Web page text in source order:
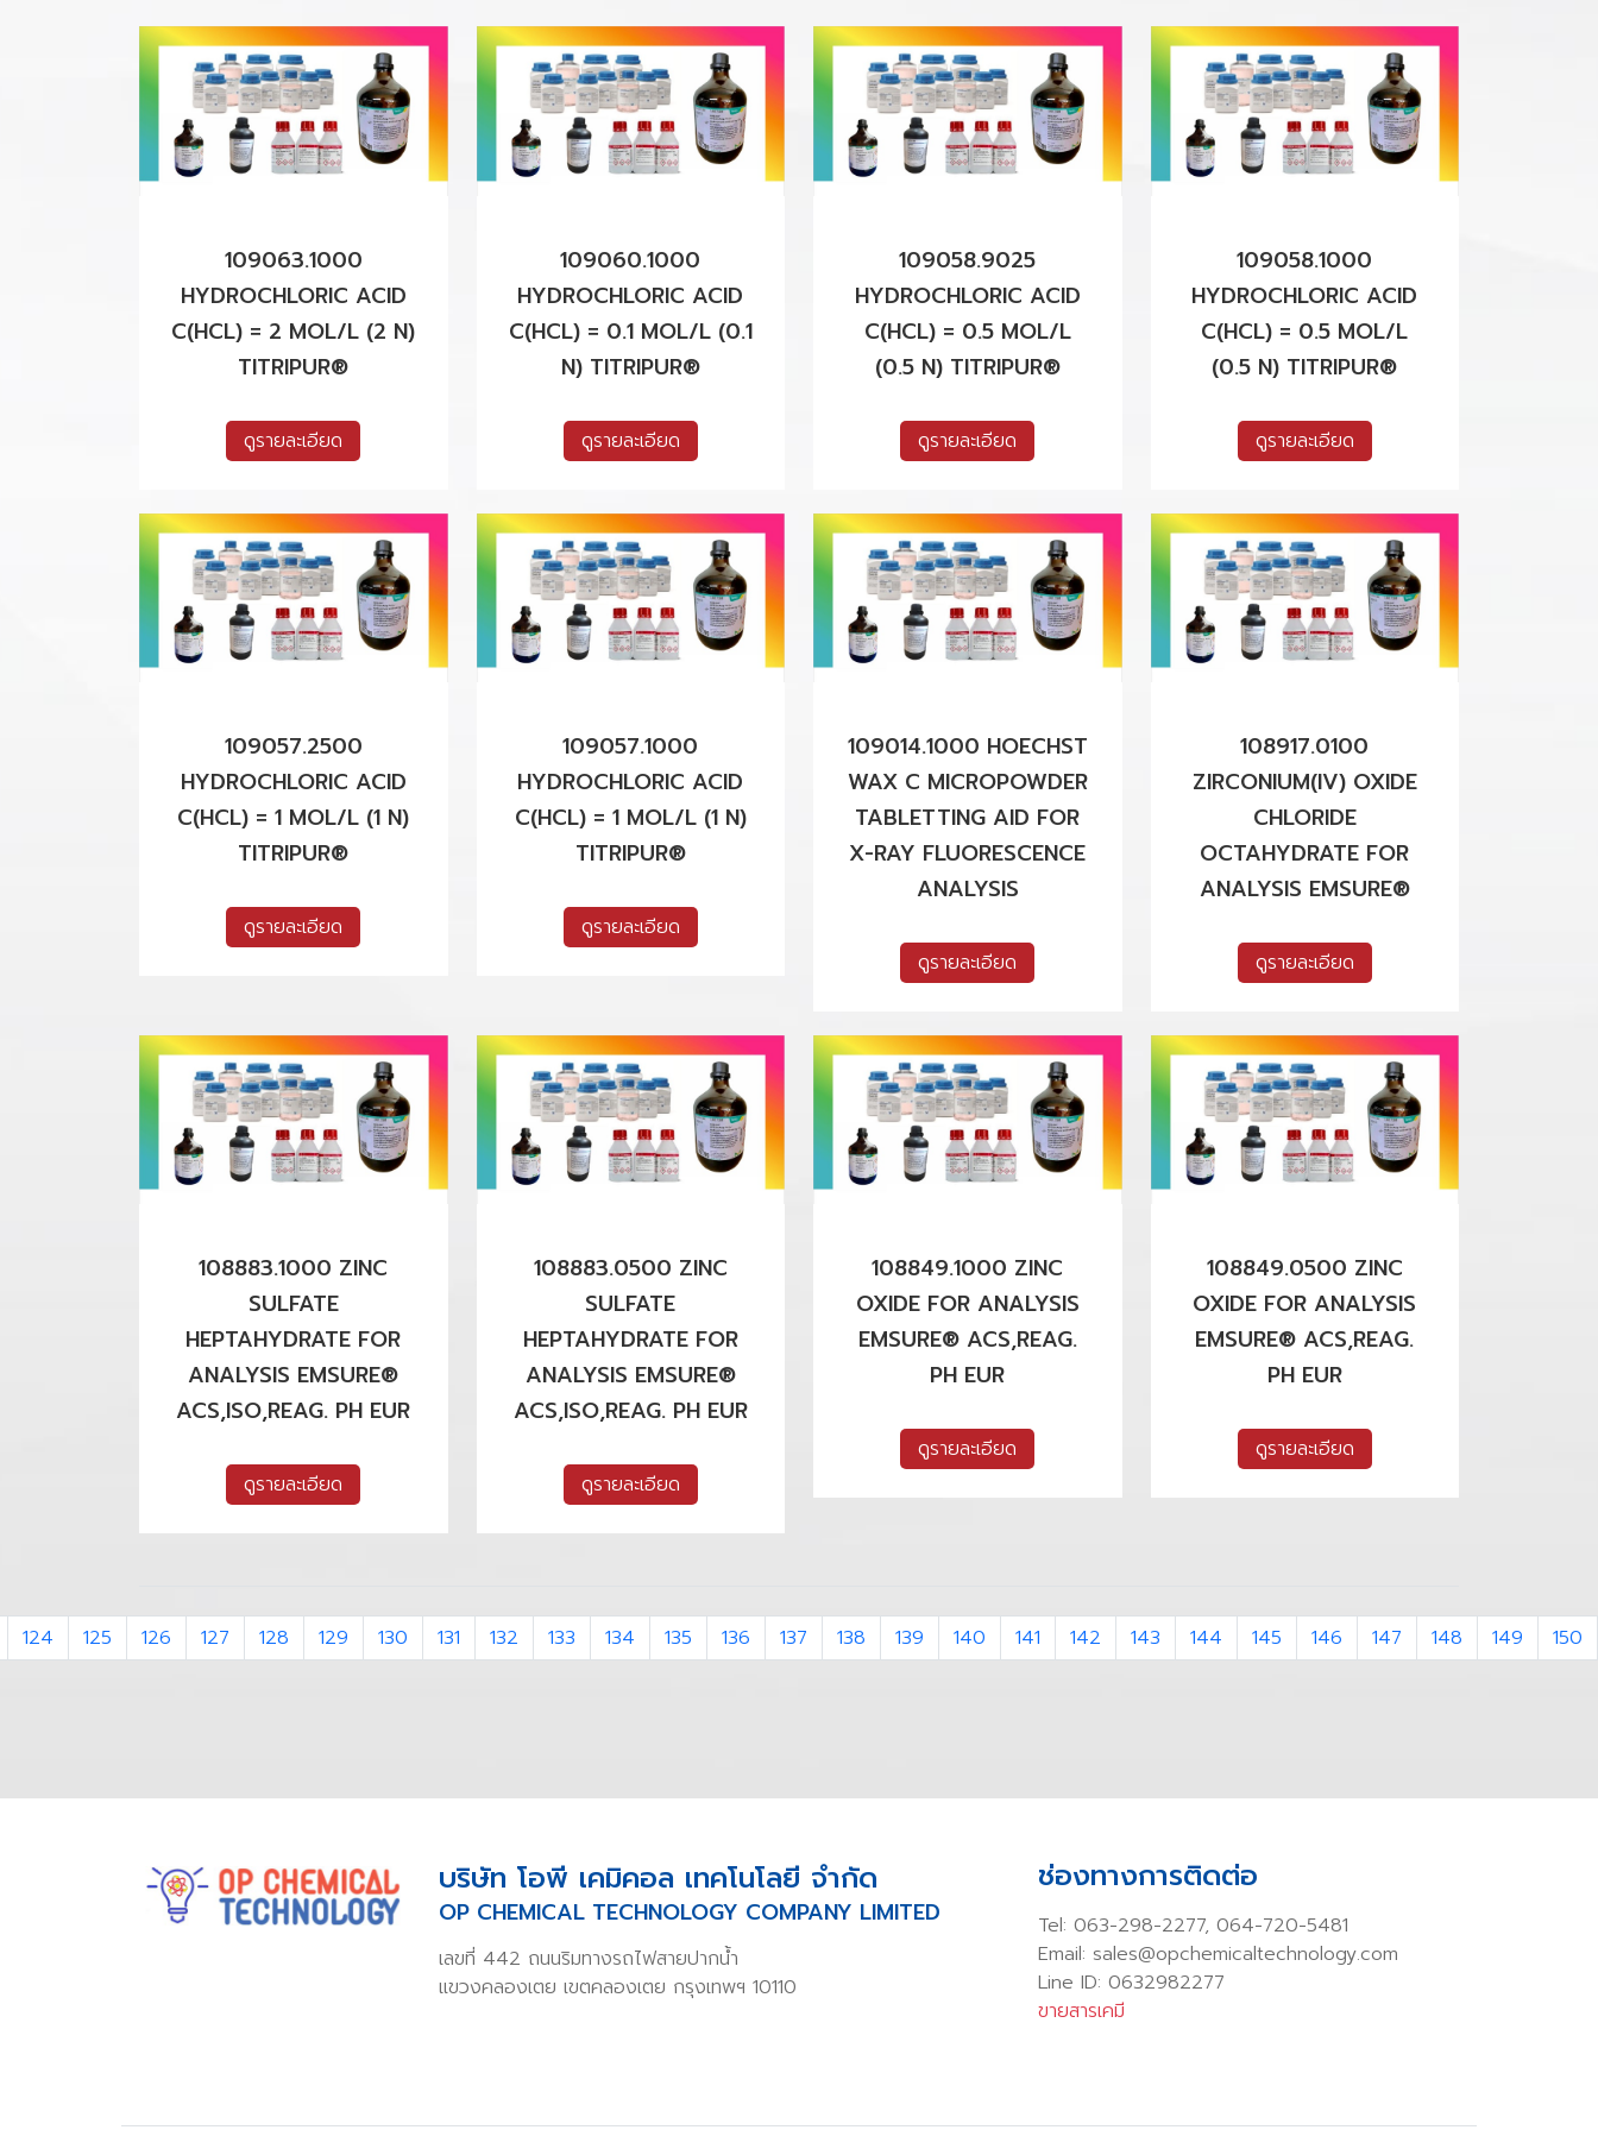
109063.1000
HYDROCHLORIC ACID
C(HCL) = 2 MOL/L (2 N)
TITRIPUR®
ดูรายละเอียด
109060.1000
HYDROCHLORIC ACID
C(HCL) = 0.1 MOL/L (0.1
N) TITRIPUR®
ดูรายละเอียด
109058.9025
HYDROCHLORIC ACID
C(HCL) = 0.5 MOL/L
(0.5 N) TITRIPUR®
ดูรายละเอียด
109058.1000
HYDROCHLORIC ACID
C(HCL) = 0.5 MOL/L
(0.5 N) TITRIPUR®
ดูรายละเอียด
109057.2500
HYDROCHLORIC ACID
C(HCL) = 1 MOL/L (1 N)
TITRIPUR®
ดูรายละเอียด
109057.1000
HYDROCHLORIC ACID
C(HCL) = 1 MOL/L (1 N)
TITRIPUR®
ดูรายละเอียด
109014.1000 HOECHST
WAX C MICROPOWDER
TABLETTING AID FOR
X-RAY FLUORESCENCE
ANALYSIS
ดูรายละเอียด
108917.0100
ZIRCONIUM(IV) OXIDE
CHLORIDE
OCTAHYDRATE FOR
ANALYSIS EMSURE®
ดูรายละเอียด
108883.1000 ZINC
SULFATE
HEPTAHYDRATE FOR
ANALYSIS EMSURE®
ACS,ISO,REAG. PH EUR
ดูรายละเอียด
108883.0500 ZINC
SULFATE
HEPTAHYDRATE FOR
ANALYSIS EMSURE®
ACS,ISO,REAG. PH EUR
ดูรายละเอียด
108849.1000 ZINC
OXIDE FOR ANALYSIS
EMSURE® ACS,REAG.
PH EUR
ดูรายละเอียด
108849.0500 ZINC
OXIDE FOR ANALYSIS
EMSURE® ACS,REAG.
PH EUR
ดูรายละเอียด
124 125 126 127 128 129 130 131 132 133 134 135 136 137 138 139 140 141 142 143 144 145 146 147 148 149 150
บริษัท โอพี เคมิคอล เทคโนโลยี จำกัด
OP CHEMICAL TECHNOLOGY COMPANY LIMITED
เลขที่ 442 ถนนริมทางรถไฟสายปากน้ำ
แขวงคลองเตย เขตคลองเตย กรุงเทพฯ 10110
ช่องทางการติดต่อ
Tel: 063-298-2277, 064-720-5481
Email: sales@opchemicaltechnology.com
Line ID: 0632982277
ขายสารเคมี